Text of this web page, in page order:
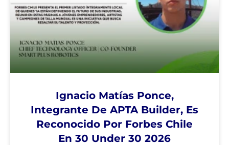
Ignacio Matías Ponce,
Integrante De APTA Builder, Es
Reconocido Por Forbes Chile
En 30 Under 30 2026